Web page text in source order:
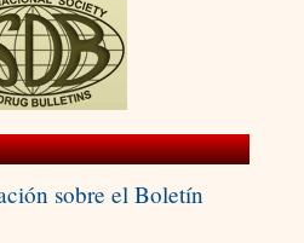
sobre el Boletín